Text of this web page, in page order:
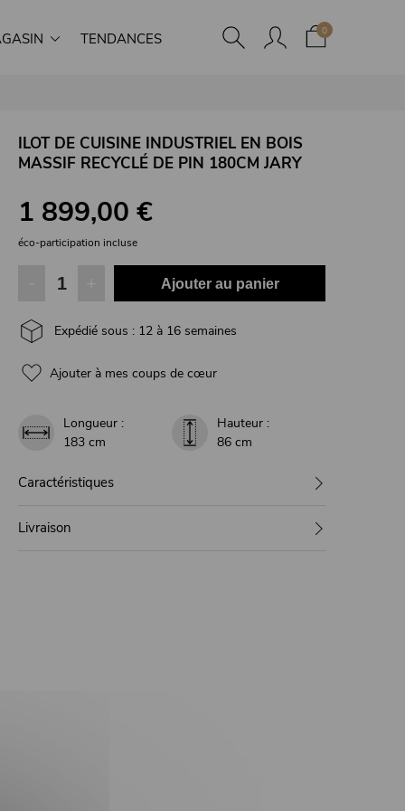
TENDANCES 0
ILOT DE CUISINE INDUSTRIEL EN BOIS
MASSIF RECYCLÉ DE PIN 180CM JARY
1 899,00 €
éco-participation incluse
Ajouter au panier
Expédié sous : 12 à 16 semaines
Ajouter à mes coups de cœur
Longueur :
183 cm
Hauteur :
86 cm
Caractéristiques
Livraison